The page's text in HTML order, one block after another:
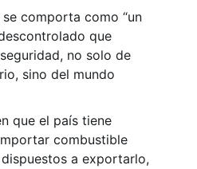
comporta como “un
que
no solo de
sino del mundo
que el país tiene
combustible
a exportarlo,